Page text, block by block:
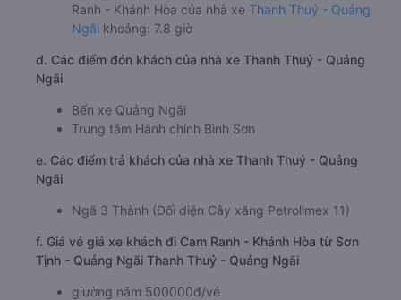
Ranh - Khánh Hòa của nhà xe Thanh Thuỷ - Quảng
Ngãi khoảng: 7.8 giờ
d. Các điểm đón khách của nhà xe Thanh Thuỷ - Quảng
Ngãi
Bến xe Quảng Ngãi
Trung tâm Hành chính Bình Sơn
e. Các điểm trả khách của nhà xe Thanh Thuỷ - Quảng
Ngãi
Ngã 3 Thành (Đối diện Cây xăng Petrolimex 11)
f. Giá vé giá xe khách đi Cam Ranh - Khánh Hòa từ Sơn
Tịnh - Quảng Ngãi Thanh Thuỷ - Quảng Ngãi
giường nằm 500000đ/vé